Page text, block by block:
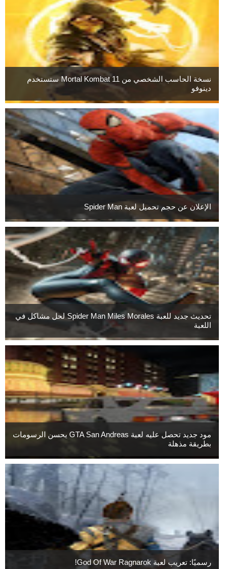
نسخة الحاسب الشخصي من Mortal Kombat 11 ستستخدم
دينوفو
الإعلان عن حجم تحميل لعبة Spider Man
تحديث جديد للعبة Spider Man Miles Morales لحل مشاكل في
اللعبة
مود جديد تحصل عليه لعبة GTA San Andreas يحسن الرسومات
بطريقة مذهلة
رسميًا: تعريب لعبة God Of War Ragnarok!